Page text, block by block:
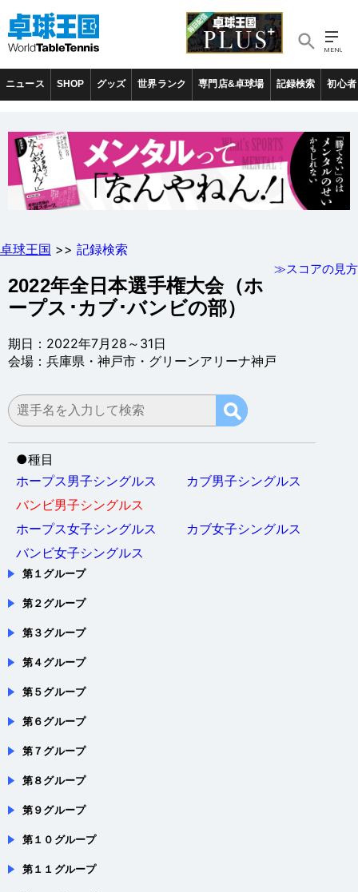
ニュース SHOP グッズ 世界ランク 専門店&卓球場 記録検索 初心者
2022年全日本選手権大会（ホ
ープス･カブ･バンビの部）
期日：2022年7月28～31日
会場：兵庫県・神戸市・グリーンアリーナ神戸
ホープス男子シングルス
バンビ男子シングルス
ホープス女子シングルス
バンビ女子シングルス
第１グループ
第２グループ
第３グループ
第４グループ
第５グループ
第６グループ
第７グループ
第８グループ
第９グループ
第１０グループ
第１１グループ
第１２グループ